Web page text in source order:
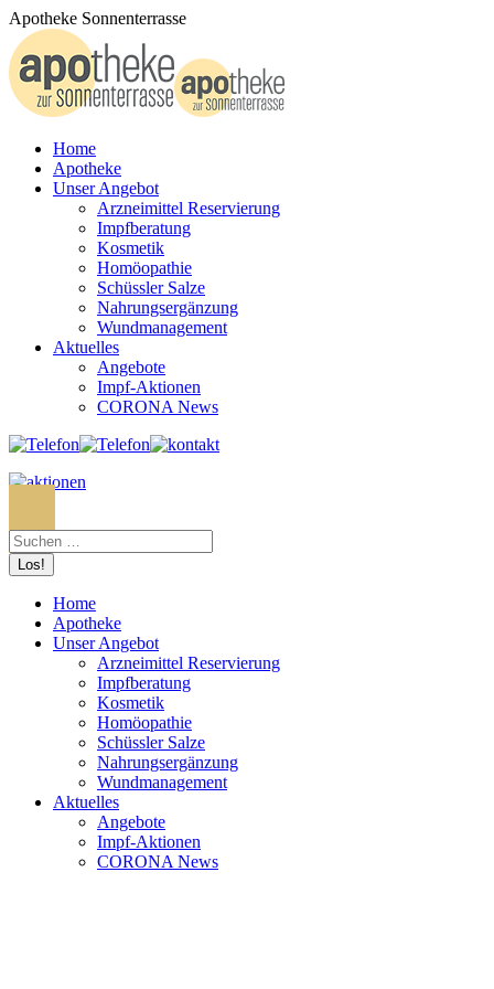
Zum
Inhalt
springen
Apotheke Sonnenterrasse
Home
Apotheke
Unser Angebot
Arzneimittel Reservierung
Impfberatung
Kosmetik
Homöopathie
Schüssler Salze
Nahrungsergänzung
Wundmanagement
Aktuelles
Angebote
Impf-Aktionen
CORONA News
Home
Apotheke
Unser Angebot
Arzneimittel Reservierung
Impfberatung
Kosmetik
Homöopathie
Schüssler Salze
Nahrungsergänzung
Wundmanagement
Aktuelles
Angebote
Impf-Aktionen
CORONA News